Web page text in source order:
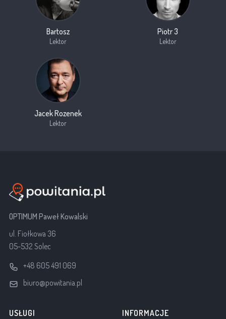
Bartosz
Lektor
Piotr 3
Lektor
Jacek Rozenek
Lektor
OPTIMUM Paweł Kowalski
ul. Fiołkowa 36
05-532 Solec
+48 605 491 069
biuro@powitania.pl
USŁUGI
INFORMACJE